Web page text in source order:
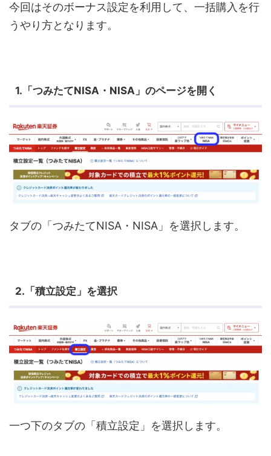
今回はそのボーナス設定を利用して、一括購入を行
うやり方となります。
1.「つみたてNISA・NISA」のページを開く
タブの「つみたてNISA・NISA」を選択します。
2.「積立設定」を選択
一つ下のタブの「積立設定」を選択します。